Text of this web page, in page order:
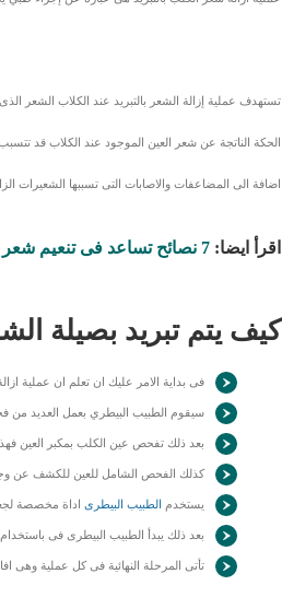
تستهدف عملية إزالة الشعر بالتبريد عند الكلاب الشعر
الحكة الناتجة عن شعر العين الموجود عند الكلاب قد
اضافة الى المضاعفات والاصابات التى تسببها الشعيرات
اقرأ ايضا: 7 نصائح تساعد فى تنعيم شعر الكلب
كيف يتم تبريد بصيلة
فى بداية الامر عليك ان تعلم ان عملية
سيقوم الطبيب البيطري بعمل العديد من
بعد ذلك تفحص عين الكلب بمكبر العين
كذلك الفحص الشامل للعين للكشف عن
يستخدم الطبيب البيطرى اداة مخصصة
بعد ذلك يبدأ الطبيب البيطرى فى
تأتى المرحلة النهائية فى كل عملية وهى